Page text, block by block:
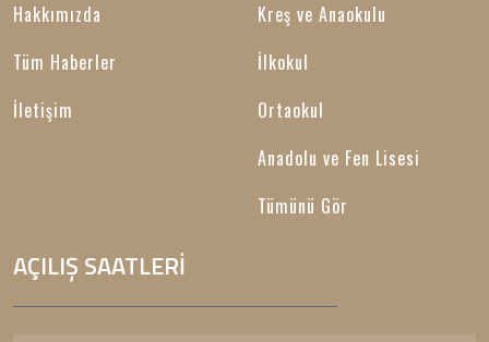
Hakkımızda
Tüm Haberler
İletişim
Kreş ve Anaokulu
İlkokul
Ortaokul
Anadolu ve Fen Lisesi
Tümünü Gör
AÇILIŞ SAATLERİ